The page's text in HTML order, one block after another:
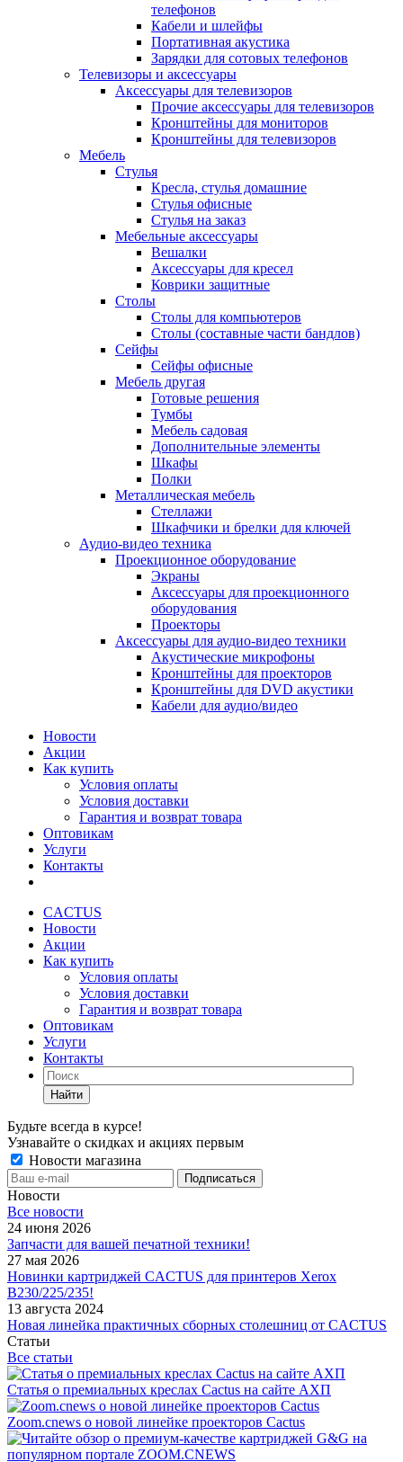
телефонов
Кабели и шлейфы
Портативная акустика
Зарядки для сотовых телефонов
Телевизоры и аксессуары
Аксессуары для телевизоров
Прочие аксессуары для телевизоров
Кронштейны для мониторов
Кронштейны для телевизоров
Мебель
Стулья
Кресла, стулья домашние
Стулья офисные
Стулья на заказ
Мебельные аксессуары
Вешалки
Аксессуары для кресел
Коврики защитные
Столы
Столы для компьютеров
Столы (составные части бандлов)
Сейфы
Сейфы офисные
Мебель другая
Готовые решения
Тумбы
Мебель садовая
Дополнительные элементы
Шкафы
Полки
Металлическая мебель
Стеллажи
Шкафчики и брелки для ключей
Аудио-видео техника
Проекционное оборудование
Экраны
Аксессуары для проекционного
оборудования
Проекторы
Аксессуары для аудио-видео техники
Акустические микрофоны
Кронштейны для проекторов
Кронштейны для DVD акустики
Кабели для аудио/видео
Новости
Акции
Как купить
Условия оплаты
Условия доставки
Гарантия и возврат товара
Оптовикам
Услуги
Контакты
CACTUS
Новости
Акции
Как купить
Условия оплаты
Условия доставки
Гарантия и возврат товара
Оптовикам
Услуги
Контакты
Найти
Будьте всегда в курсе!
Узнавайте о скидках и акциях первым
Новости магазина
Новости
Все новости
24 июня 2026
Запчасти для вашей печатной техники!
27 мая 2026
Новинки картриджей CACTUS для принтеров Xerox
B230/225/235!
13 августа 2024
Новая линейка практичных сборных столешниц от CACTUS
Статьи
Все статьи
Статья о премиальных креслах Cactus на сайте АХП
Zoom.cnews о новой линейке проекторов Cactus